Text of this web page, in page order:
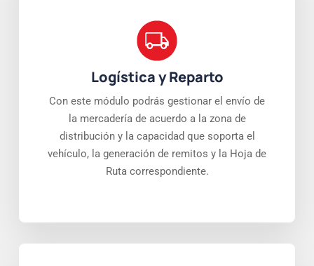
Logística y Reparto
Con este módulo podrás gestionar el envío de
la mercadería de acuerdo a la zona de
distribución y la capacidad que soporta el
vehículo, la generación de remitos y la Hoja de
Ruta correspondiente.